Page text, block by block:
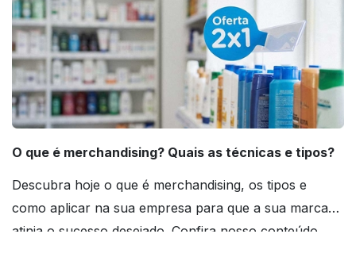
O que é merchandising? Quais as técnicas e tipos?
Descubra hoje o que é merchandising, os tipos e
como aplicar na sua empresa para que a sua marca
atinja o sucesso desejado. Confira nosso conteúdo